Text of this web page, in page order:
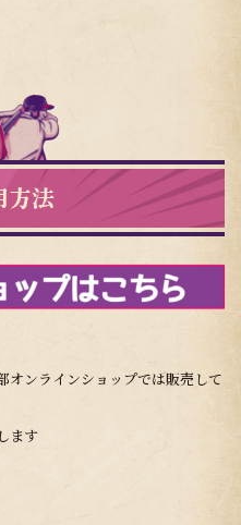
方法
ンラインショップでは販売して
ます